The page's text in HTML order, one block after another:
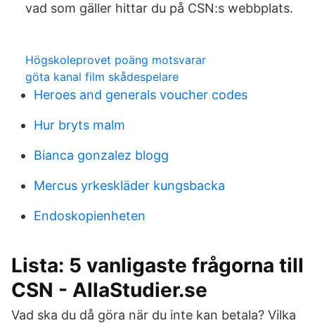
vad som gäller hittar du på CSN:s webbplats.
Högskoleprovet poäng motsvarar
göta kanal film skådespelare
Heroes and generals voucher codes
Hur bryts malm
Bianca gonzalez blogg
Mercus yrkeskläder kungsbacka
Endoskopienheten
Lista: 5 vanligaste frågorna till
CSN - AllaStudier.se
Vad ska du då göra när du inte kan betala? Vilka